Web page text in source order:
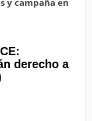
y campaña en
derecho a